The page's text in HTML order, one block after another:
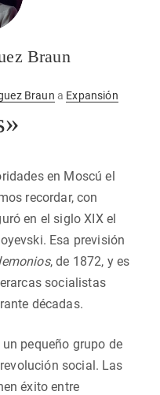
Braun
Braun a Expansión
en Moscú el
recordar, con
en el siglo XIX el
Esa previsión
, de 1872, y es
socialistas
décadas.
pequeño grupo de
social. Las
éxito entre